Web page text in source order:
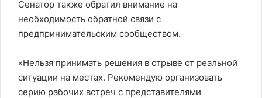
Сенатор также обратил внимание на
необходимость обратной связи с
предпринимательским сообществом.
«Нельзя принимать решения в отрыве от реальной
ситуации на местах. Рекомендую организовать
серию рабочих встреч с представителями